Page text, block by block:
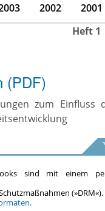
2002 2001
Heft 1
(PDF)
zum Einfluss
sind mit einem
(»DRM«).